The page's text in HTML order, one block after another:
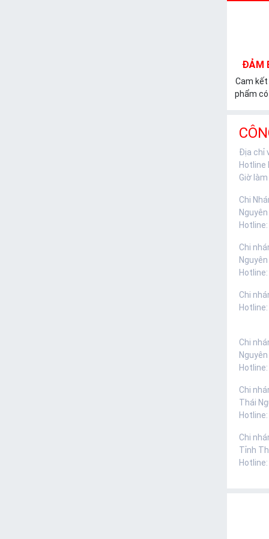
ĐẢM
Cam
phẩm
Địa chỉ
Hotline
Giờ
Chi
Nguyên
Hotline:
Chi
Nguyên
Hotline:
Chi
Hotline:
Chi
Nguyên
Hotline:
Chi
Thái
Hotline:
Chi
Tỉnh
Hotline: